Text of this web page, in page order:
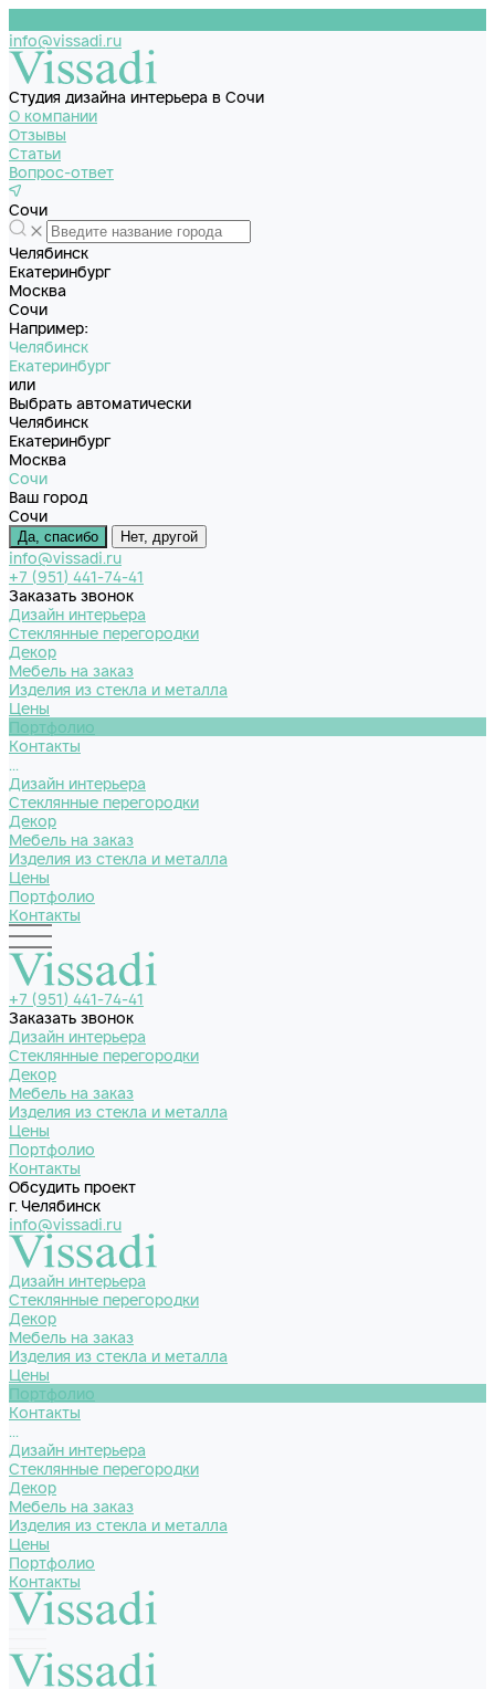
info@vissadi.ru
Студия дизайна интерьера в Сочи
О компании
Отзывы
Статьи
Вопрос-ответ
Сочи
Челябинск
Екатеринбург
Москва
Сочи
Например:
Челябинск
Екатеринбург
или
Выбрать автоматически
Челябинск
Екатеринбург
Москва
Сочи
Ваш город
Сочи
Да, спасибо Нет, другой
info@vissadi.ru
+7 (951) 441-74-41
Заказать звонок
Дизайн интерьера
Стеклянные перегородки
Декор
Мебель на заказ
Изделия из стекла и металла
Цены
Портфолио
Контакты
...
Дизайн интерьера
Стеклянные перегородки
Декор
Мебель на заказ
Изделия из стекла и металла
Цены
Портфолио
Контакты
+7 (951) 441-74-41
Заказать звонок
Дизайн интерьера
Стеклянные перегородки
Декор
Мебель на заказ
Изделия из стекла и металла
Цены
Портфолио
Контакты
Обсудить проект
г. Челябинск
info@vissadi.ru
Дизайн интерьера
Стеклянные перегородки
Декор
Мебель на заказ
Изделия из стекла и металла
Цены
Портфолио
Контакты
...
Дизайн интерьера
Стеклянные перегородки
Декор
Мебель на заказ
Изделия из стекла и металла
Цены
Портфолио
Контакты